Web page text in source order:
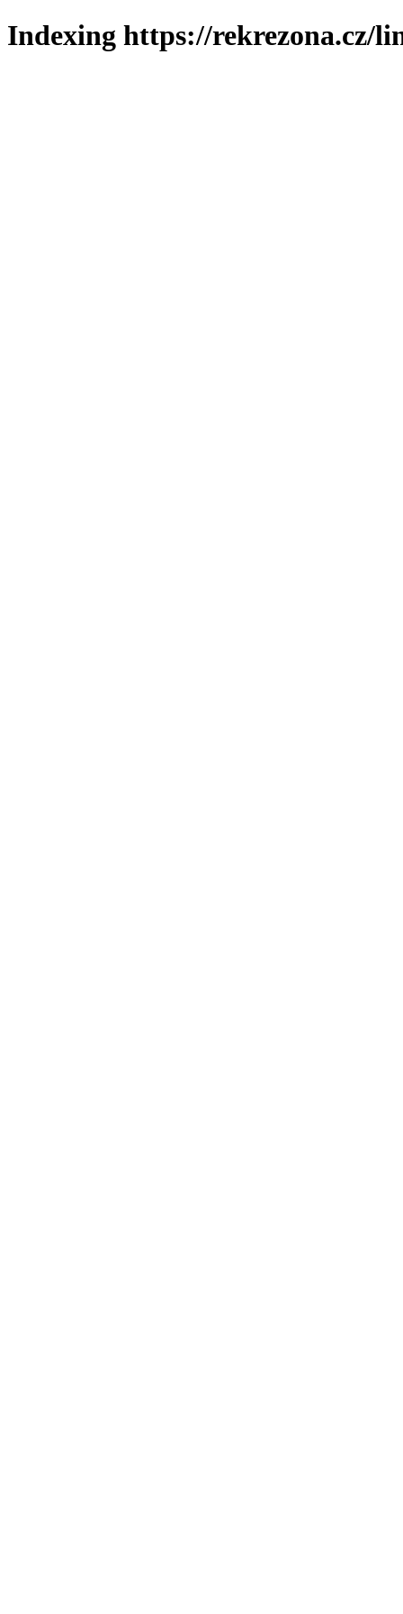
Indexing https://rekrezona.cz/